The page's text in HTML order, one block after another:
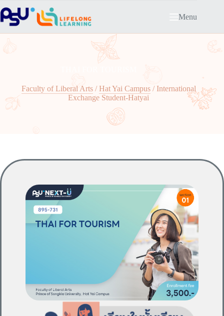
to
content
Menu
Faculty of Liberal Arts/Hat Yai Campus/ International
Exchange Student-Hatyai